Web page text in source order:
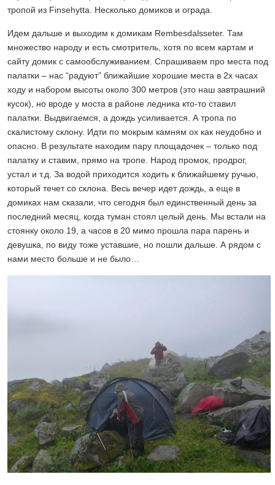
тропой из Finsehytta. Несколько домиков и ограда.
Идем дальше и выходим к домикам Rembesdalsseter. Там
множество народу и есть смотритель, хотя по всем картам и
сайту домик с самообслуживанием. Спрашиваем про места под
палатки – нас “радуют” ближайшие хорошие места в 2х часах
ходу и набором высоты около 300 метров (это наш завтрашний
кусок), но вроде у моста в районе ледника кто-то ставил
палатки. Выдвигаемся, а дождь усиливается. А тропа по
скалистому склону. Идти по мокрым камням ох как неудобно и
опасно. В результате находим пару площадочек – только под
палатку и ставим, прямо на тропе. Народ промок, продрог,
устал и т.д. За водой приходится ходить к ближайшему ручью,
который течет со склона. Весь вечер идет дождь, а еще в
домиках нам сказали, что сегодня был единственный день за
последний месяц, когда туман стоял целый день. Мы встали на
стоянку около 19, а часов в 20 мимо прошла пара парень и
девушка, по виду тоже уставшие, но пошли дальше. А рядом с
нами место больше и не было…